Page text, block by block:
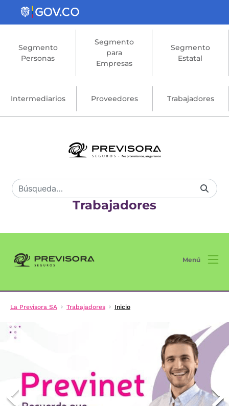
Saltar al contenido principal
Segmento
Personas
Segmento
para
Empresas
Segmento
Estatal
Intermediarios Proveedores Trabajadores
Trabajadores
Menú
La Previsora SA Trabajadores Inicio